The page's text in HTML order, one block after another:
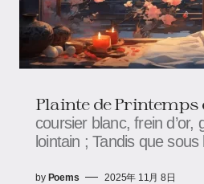
Plainte de Printemps
coursier blanc, frein d’or,
lointain ; Tandis que sous
by Poems 2025年 11月 8日